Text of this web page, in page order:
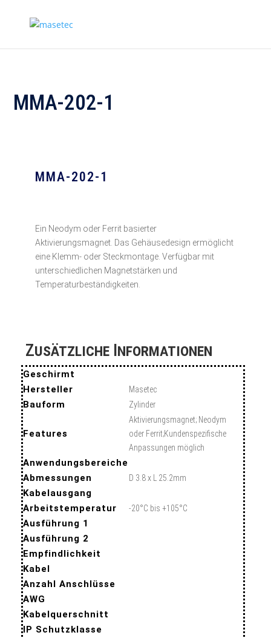
MMA-202-1
MMA-202-1
Ein Neodym oder Ferrit basierter
Aktivierungsmagnet. Das Gehäusedesign ermöglicht
eine Klemm- oder Steckmontage. Verfügbar mit
unterschiedlichen Magnetstärken und
Temperaturbeständigkeiten.
Zusätzliche Informationen
Geschirmt
Hersteller
Masetec
Bauform Zylinder
Features
Aktivierungsmagnet; Neodym
oder Ferrit;Kundenspezifische
Anpassungen möglich
Anwendungsbereiche
Abmessungen
D 3.8 x L 25.2mm
Kabelausgang
Arbeitstemperatur
-20°C bis +105°C
Ausführung 1
Ausführung 2
Empfindlichkeit
Kabel
Anzahl Anschlüsse
AWG
Kabelquerschnitt
IP Schutzklasse